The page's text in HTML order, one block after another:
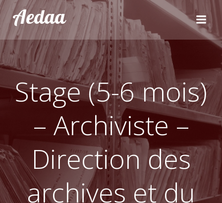
Aller
au
contenu
Aedaa
Stage (5-6 mois)
– Archiviste –
Direction des
archives et du